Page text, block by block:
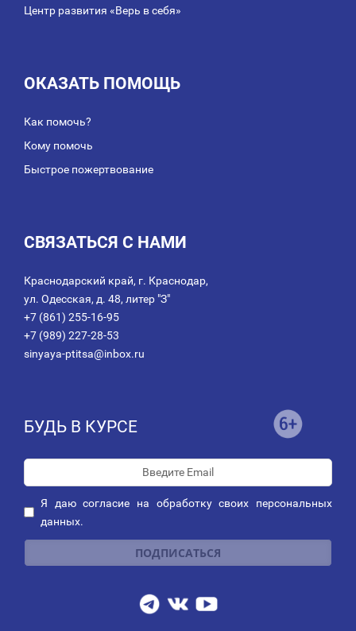
Центр развития «Верь в себя»
ОКАЗАТЬ ПОМОЩЬ
Как помочь?
Кому помочь
Быстрое пожертвование
СВЯЗАТЬСЯ С НАМИ
Краснодарский край, г. Краснодар,
ул. Одесская, д. 48, литер "З"
+7 (861) 255-16-95
+7 (989) 227-28-53
sinyaya-ptitsa@inbox.ru
БУДЬ В КУРСЕ
Я даюсогласие на обработку своих персональных
данных.